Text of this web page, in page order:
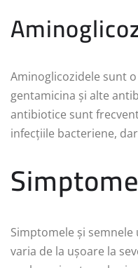
Aminoglicozidele sunt
gentamicina și alte
antibiotice sunt
infecțiile bacteriene,
Simptomele și
varia de la ușoare la